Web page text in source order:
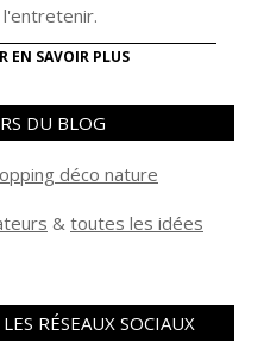
EN SAVOIR PLUS
DU BLOG
déco nature
& toutes les idées
RÉSEAUX SOCIAUX